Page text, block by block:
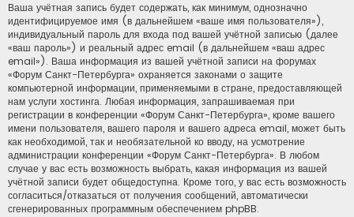
Ваша учётная запись будет содержать, как минимум, однозначно
идентифицируемое имя (в дальнейшем «ваше имя пользователя»),
индивидуальный пароль для входа под вашей учётной записью (далее
«ваш пароль») и реальный адрес email (в дальнейшем «ваш адрес
email»). Ваша информация из вашей учётной записи на форумах
«Форум Санкт-Петербурга» охраняется законами о защите
компьютерной информации, применяемыми в стране, предоставляющей
нам услуги хостинга. Любая информация, запрашиваемая при
регистрации в конференции «Форум Санкт-Петербурга», кроме вашего
имени пользователя, вашего пароля и вашего адреса email, может быть
как необходимой, так и необязательной ко вводу, на усмотрение
администрации конференции «Форум Санкт-Петербурга». В любом
случае у вас есть возможность выбрать, какая информация из вашей
учётной записи будет общедоступна. Кроме того, у вас есть возможность
согласиться/отказаться от получения сообщений, автоматически
сгенерированных программным обеспечением phpBB.